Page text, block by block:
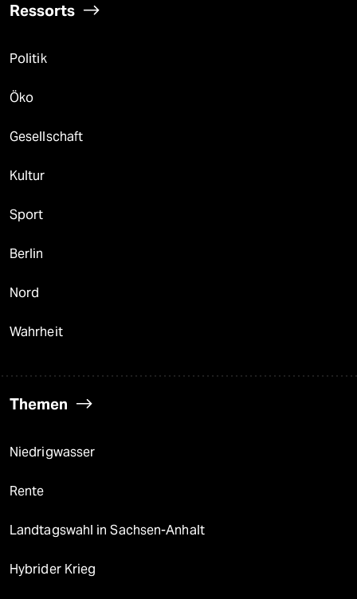
Ressorts
Politik
Öko
Gesellschaft
Kultur
Sport
Berlin
Nord
Wahrheit
Themen
Niedrigwasser
Rente
Landtagswahl in Sachsen-Anhalt
Hybrider Krieg